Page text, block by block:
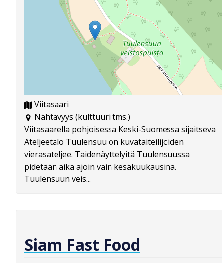
Viitasaari
Nähtävyys (kulttuuri tms.)
Viitasaarella pohjoisessa Keski-Suomessa sijaitseva
Ateljeetalo Tuulensuu on kuvataiteilijoiden
vierasateljee. Taidenäyttelyitä Tuulensuussa
pidetään aika ajoin vain kesäkuukausina.
Tuulensuun veis...
Siam Fast Food